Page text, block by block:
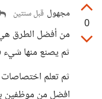
0
مجهول قبل سنتين
من أفضل الطرق
ثم يصنع منها شيء
ثم تعلم
افضل من موظفين